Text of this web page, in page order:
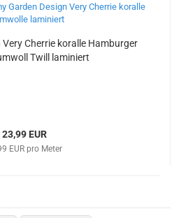
Very Cherrie koralle Hamburger
Twill laminiert
23,99 EUR
EUR pro Meter